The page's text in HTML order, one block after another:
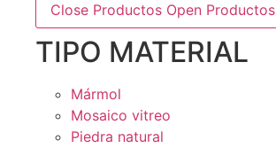
Close Productos Open Productos
TIPO MATERIAL
Mármol
Mosaico vitreo
Piedra natural